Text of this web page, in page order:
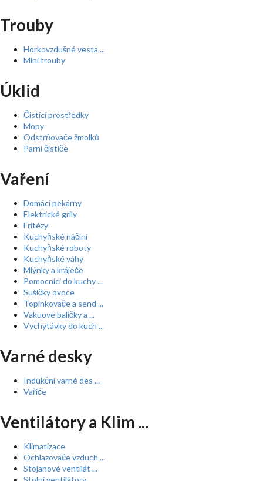
Trouby
Horkovzdušné vesta ...
Mini trouby
Úklid
Čistící prostředky
Mopy
Odstrňovače žmolků
Parní čističe
Vaření
Domácí pekárny
Elektrické grily
Fritézy
Kuchyňské náčiní
Kuchyňské roboty
Kuchyňské váhy
Mlýnky a kráječe
Pomocníci do kuchy ...
Sušičky ovoce
Topinkovače a send ...
Vakuové baličky a ...
Vychytávky do kuch ...
Varné desky
Indukční varné des ...
Vařiče
Ventilátory a Klim ...
Klimatizace
Ochlazovače vzduch ...
Stojanové ventilát ...